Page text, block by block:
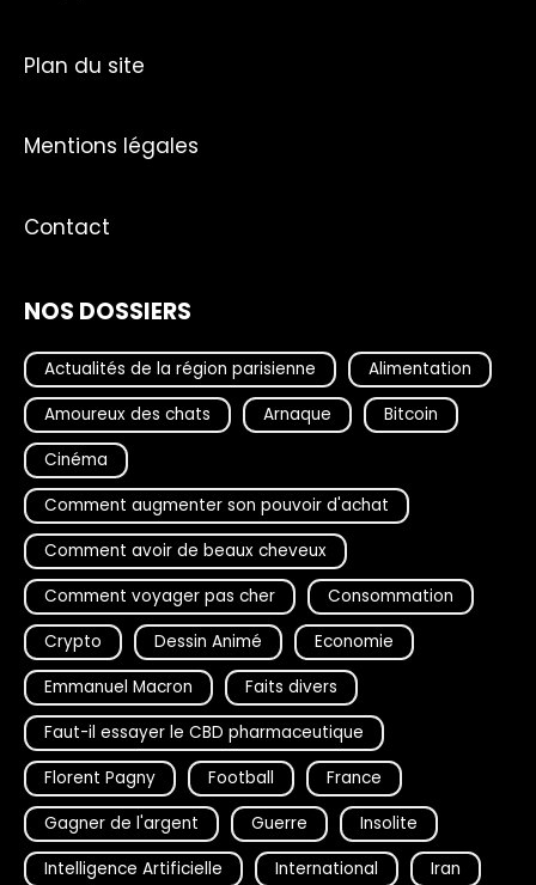
Plan du site
Mentions légales
Contact
NOS DOSSIERS
Actualités de la région parisienne
Alimentation
Amoureux des chats
Arnaque
Bitcoin
Cinéma
Comment augmenter son pouvoir d'achat
Comment avoir de beaux cheveux
Comment voyager pas cher
Consommation
Crypto
Dessin Animé
Economie
Emmanuel Macron
Faits divers
Faut-il essayer le CBD pharmaceutique
Florent Pagny
Football
France
Gagner de l'argent
Guerre
Insolite
Intelligence Artificielle
International Iran